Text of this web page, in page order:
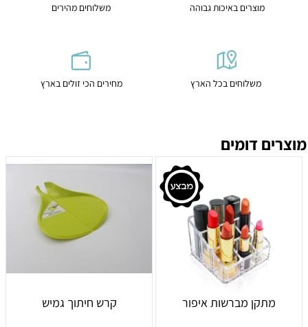
מוצרים באיכות גבוהה משלוחים מהירים
משלוחים בכל הארץ מחירים הכי זולים בארץ
מוצרים דומים
מתקן מברשות איפור קרש חיתוך גמיש